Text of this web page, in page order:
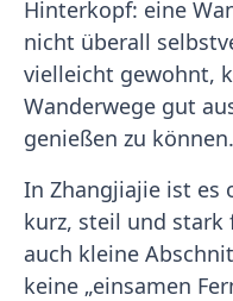
Hinterkopf: eine
nicht überall
vielleicht gewohnt,
Wanderwege gut
genießen zu können.
In Zhangjiajie ist es
kurz, steil und stark
auch kleine
keine „einsamen